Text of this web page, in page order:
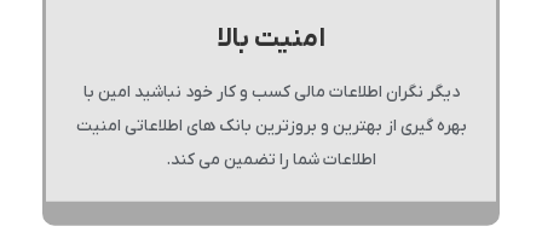
امنیت بالا
دیگر نگران اطلاعات مالی کسب و کار خود نباشید امین با
بهره گیری از بهترین و بروزترین بانک های اطلاعاتی امنیت
اطلاعات شما را تضمین می کند.